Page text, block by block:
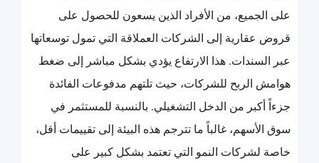
على الجميع، من الأفراد الذين يسعون للحصول على
قروض عقارية إلى الشركات العملاقة التي تمول توسعاتها
عبر السندات. هذا الارتفاع يؤدي بشكل مباشر إلى ضغط
هوامش الربح للشركات، حيث تلتهم مدفوعات الفائدة
جزءاً أكبر من الدخل التشغيلي. بالنسبة للمستثمر في
سوق الأسهم، غالباً ما تترجم هذه البيئة إلى تقييمات أقل،
خاصة لشركات النمو التي تعتمد بشكل كبير على